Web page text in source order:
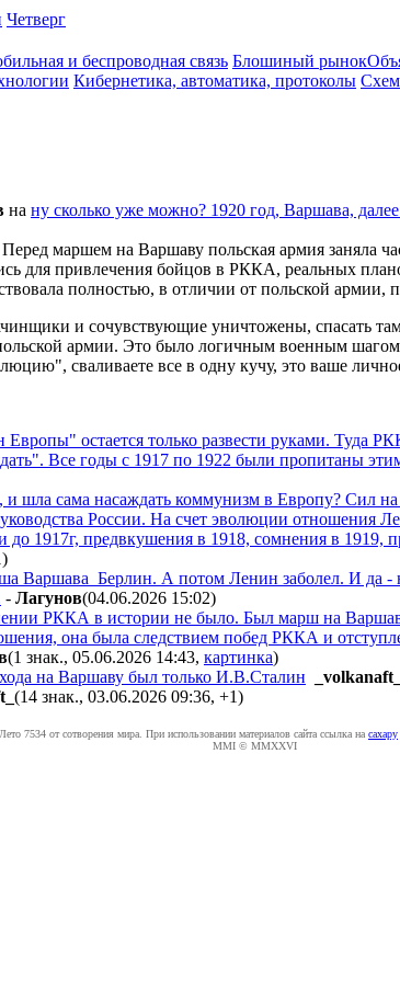
Четверг
и беспроводная связь Блошиный рынок
Кибернетика, автоматика, протоколы
на ну сколько уже можно? 1920 год, Варшава,
маршем на Варшаву польская армия заняла
для привлечения бойцов в РККА, реальных
полностью, в отличии от польской армии,
и сочувствующие уничтожены, спасать
армии. Это было логичным военным
сваливаете все в одну кучу, это ваше
остается только развести руками. Туда
Все годы с 1917 по 1922 были пропитаны
сама насаждать коммунизм в Европу? Сил
России. На счет эволюции
до 1917г, предвкушения в 1918, сомнения в
)
Варшава_Берлин. А потом Ленин заболел. И да -
- Лaгyнoв(04.06.2026 15:02)
РККА в истории не было. Был марш на
она была следствием побед РККА и
(1 знак., 05.06.2026 14:43, картинка)
на Варшаву был только И.В.Сталин
_volkanaft_
(14 знак., 03.06.2026 09:36, +1)
Лето 7534 от сотворения мира. При использовании материалов сайта ссылка на caxapу
MMI © MMXXVI